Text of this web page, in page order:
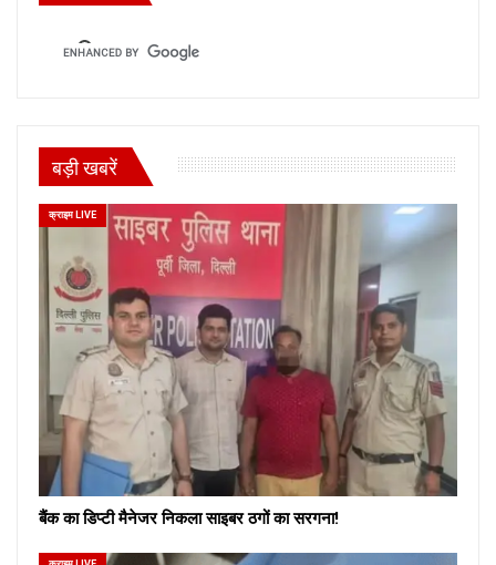
बड़ी खबरें
क्राइम LIVE
बैंक का डिप्टी मैनेजर निकला साइबर ठगों का सरगना!